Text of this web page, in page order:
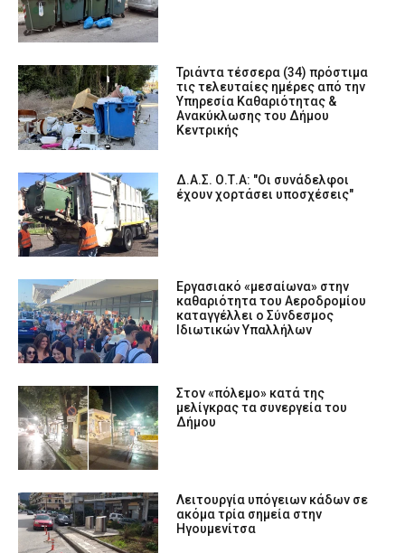
Τριάντα τέσσερα (34) πρόστιμα
τις τελευταίες ημέρες από την
Υπηρεσία Καθαριότητας &
Ανακύκλωσης του Δήμου
Κεντρικής
Δ.Α.Σ. Ο.Τ.Α: "Οι συνάδελφοι
έχουν χορτάσει υποσχέσεις"
Εργασιακό «μεσαίωνα» στην
καθαριότητα του Αεροδρομίου
καταγγέλλει ο Σύνδεσμος
Ιδιωτικών Υπαλλήλων
Στον «πόλεμο» κατά της
μελίγκρας τα συνεργεία του
Δήμου
Λειτουργία υπόγειων κάδων σε
ακόμα τρία σημεία στην
Ηγουμενίτσα